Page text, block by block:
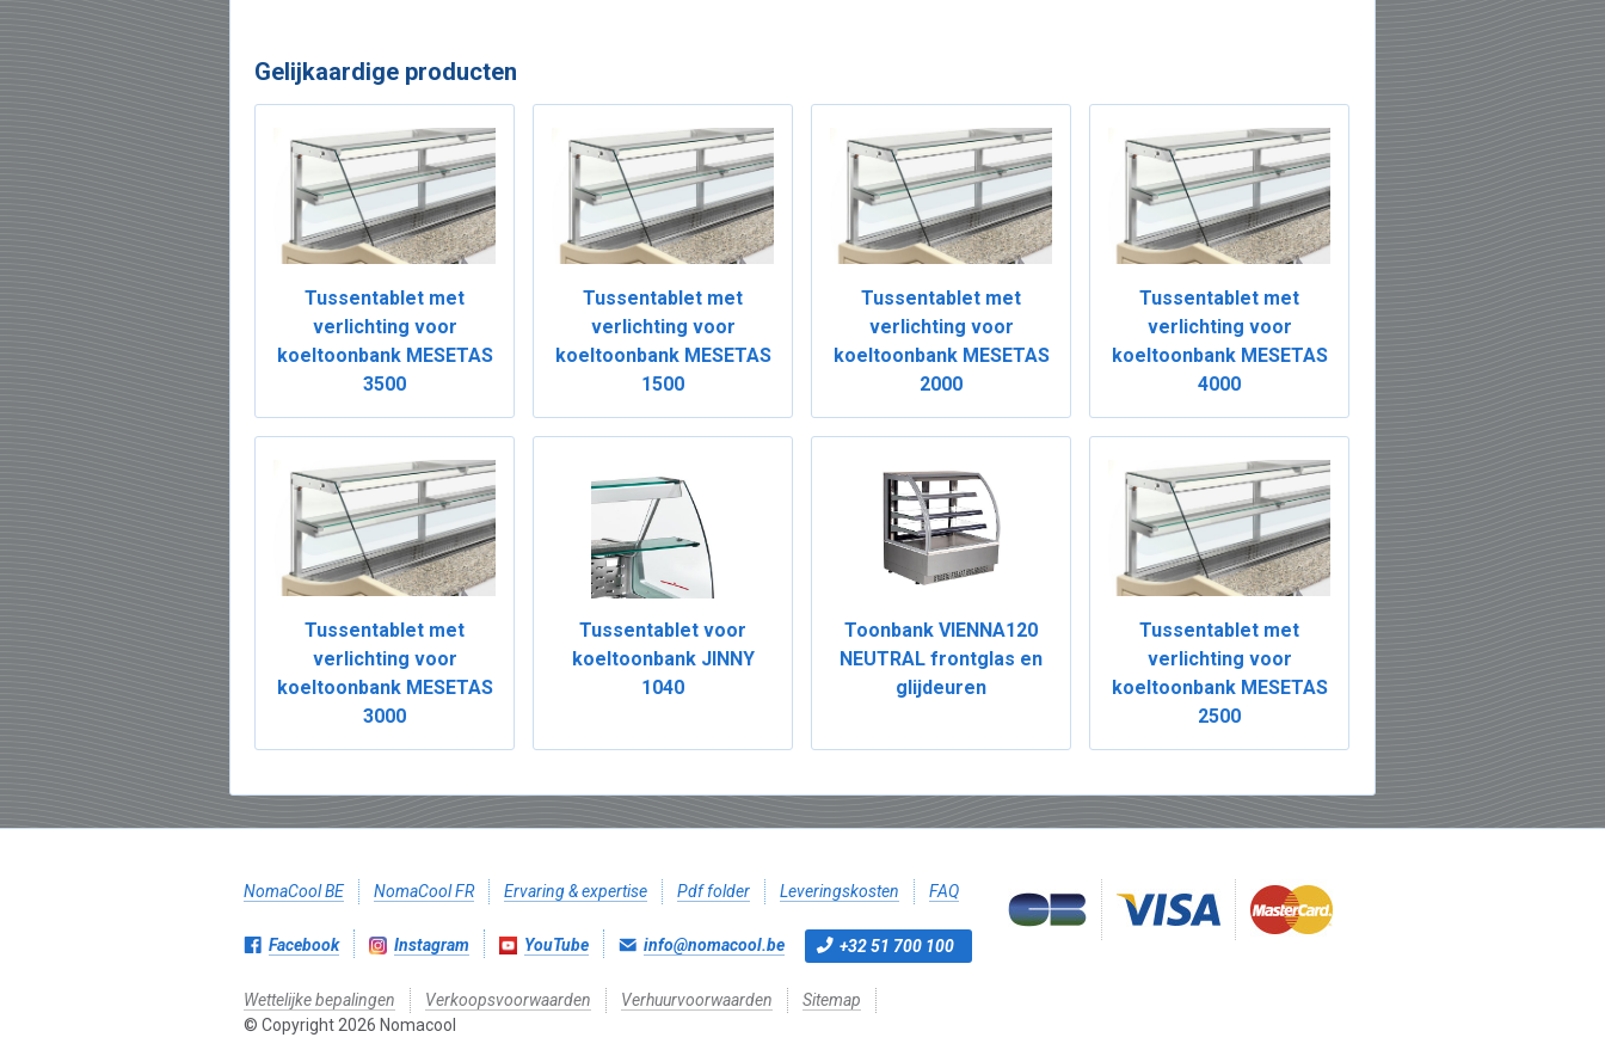
Gelijkaardige producten
Tussentablet met
verlichting voor
koeltoonbank MESETAS
3500
Tussentablet met
verlichting voor
koeltoonbank MESETAS
1500
Tussentablet met
verlichting voor
koeltoonbank MESETAS
2000
Tussentablet met
verlichting voor
koeltoonbank MESETAS
4000
Tussentablet met
verlichting voor
koeltoonbank MESETAS
3000
Tussentablet voor
koeltoonbank JINNY
1040
Toonbank VIENNA120
NEUTRAL frontglas en
glijdeuren
Tussentablet met
verlichting voor
koeltoonbank MESETAS
2500
NomaCool BE NomaCool FR Ervaring & expertise Pdf folder Leveringskosten FAQ
Facebook Instagram YouTube info@nomacool.be +32 51 700 100
Wettelijke bepalingen Verkoopsvoorwaarden Verhuurvoorwaarden
Sitemap
© Copyright 2026 Nomacool